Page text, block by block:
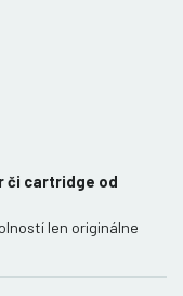
či cartridge od
len originálne